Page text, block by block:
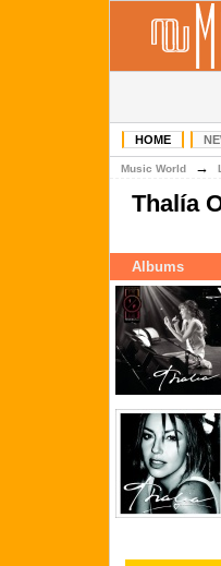
HOME
Music World →
Thalía
Albums